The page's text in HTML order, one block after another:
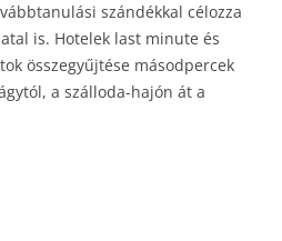
szándékkal célozza
is. Hotelek last minute és
összegyűjtése másodpercek
a szálloda-hajón át a